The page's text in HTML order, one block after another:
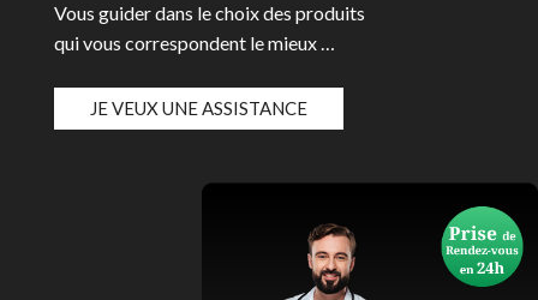
Vous guider dans le choix des produits
qui vous correspondent le mieux …
JE VEUX UNE ASSISTANCE